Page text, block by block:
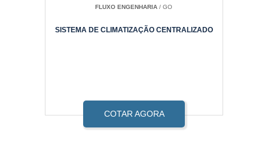
FLUXO ENGENHARIA / GO
SISTEMA DE CLIMATIZAÇÃO CENTRALIZADO
COTAR AGORA